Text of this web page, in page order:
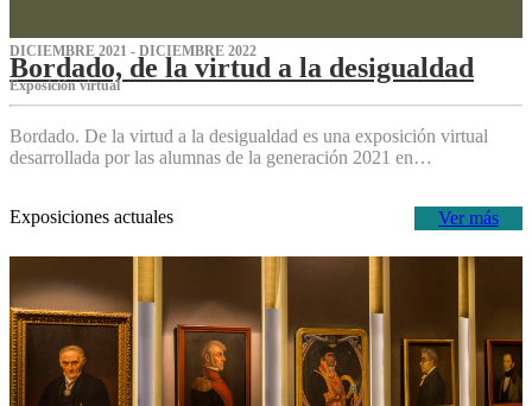
DICIEMBRE 2021 - DICIEMBRE 2022
Bordado, de la virtud a la desigualdad
Exposición virtual‌
Bordado. De la virtud a la desigualdad es una exposición virtual
desarrollada por las alumnas de la generación 2021 en…
Ver más
Exposiciones actuales